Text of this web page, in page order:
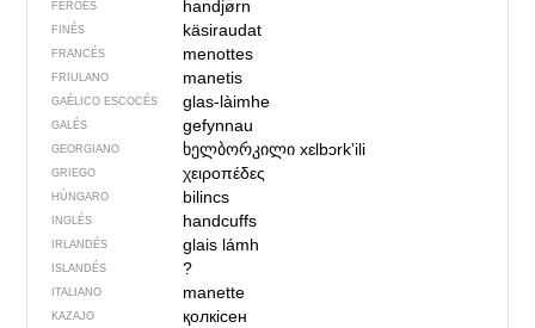
FEROÉS handjørn
FINÉS käsiraudat
FRANCÉS menottes
FRIULANO manetis
GAÉLICO ESCOCÉS glas-làimhe
GALÉS gefynnau
GEORGIANO ხელბორკილიxɛlbɔrkʼili
GRIEGO χειροπέδες
HÚNGARO bilincs
INGLÉS handcuffs
IRLANDÉS glais lámh
ISLANDÉS ?
ITALIANO manette
KAZAJO қолкісен